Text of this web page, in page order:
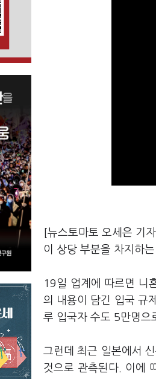
[뉴스토마토 오세은 기
이 상당 부분을 차지하
19일 업계에 따르면 니
의 내용이 담긴 입국 규
루 입국자 수도 5만명으
그런데 최근 일본에서
것으로 관측된다. 이에